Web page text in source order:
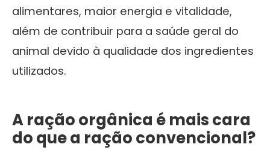
alimentares, maior energia e vitalidade,
além de contribuir para a saúde geral do
animal devido à qualidade dos ingredientes
utilizados.
A ração orgânica é mais cara
do que a ração convencional?